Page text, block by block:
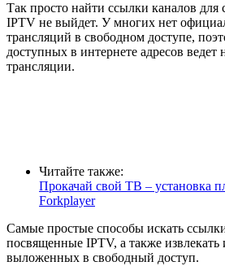
Так просто найти ссылки каналов для
IPTV не выйдет. У многих нет
трансляций в свободном доступе,
доступных в интернете адресов ведет
трансляции.
Читайте также:
Прокачай свой ТВ – установка
Forkplayer
Самые простые способы искать
посвященные IPTV, а также извлекать
выложенных в свободный доступ.